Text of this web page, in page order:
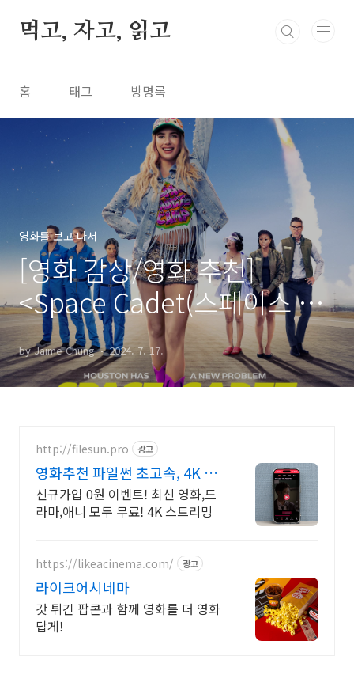
먹고, 자고, 읽고
홈 태그 방명록
영화를 보고 나서
[영화 감상/영화 추천]
<Space Cadet(스페이스 카
뎃)>(2024)
by Jaime Chung 2024. 7. 17.
http://filesun.pro 광고
영화추천 파일썬 초고속, 4K 실
시간 보기!
신규가입 0원 이벤트! 최신 영화,드
라마,애니 모두 무료! 4K 스트리밍
https://likeacinema.com/ 광고
라이크어시네마
갓 튀긴 팝콘과 함께 영화를 더 영화
답게!